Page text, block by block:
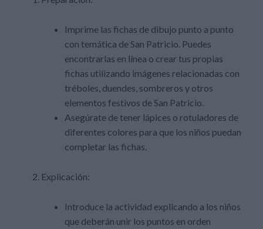
Imprime las fichas de dibujo punto a punto
con temática de San Patricio. Puedes
encontrarlas en línea o crear tus propias
fichas utilizando imágenes relacionadas con
tréboles, duendes, sombreros y otros
elementos festivos de San Patricio.
Asegúrate de tener lápices o rotuladores de
diferentes colores para que los niños puedan
completar las fichas.
Explicación:
Introduce la actividad explicando a los niños
que deberán unir los puntos en orden